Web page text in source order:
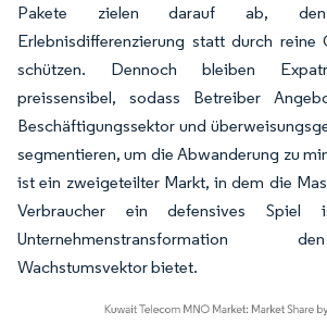
Pakete zielen darauf ab,
Erlebnisdifferenzierung statt durch reine
schützen. Dennoch bleiben
preissensibel, sodass Betreiber
Beschäftigungssektor und
segmentieren, um die Abwanderung zu
ist ein zweigeteilter Markt, in dem die
Verbraucher ein defensives Spiel
Unternehmenstransformation
Wachstumsvektor bietet.